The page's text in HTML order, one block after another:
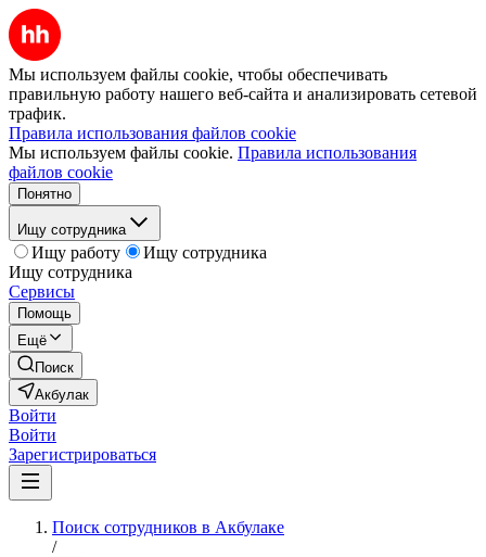
Мы используем файлы cookie, чтобы обеспечивать
правильную работу нашего веб-сайта и анализировать сетевой
трафик.
Правила использования файлов cookie
Мы используем файлы cookie. Правила использования
файлов cookie
Понятно
Ищу сотрудника
Ищу работу
Ищу сотрудника
Ищу сотрудника
Сервисы
Помощь
Ещё
Поиск
Акбулак
Войти
Войти
Зарегистрироваться
Поиск сотрудников в Акбулаке
/